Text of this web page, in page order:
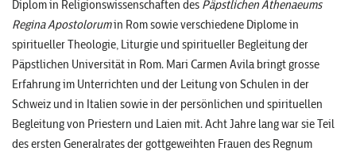
Diplom in Religionswissenschaften des Päpstlichen Athenaeums
Regina Apostolorumin Rom sowie verschiedene Diplome in
spiritueller Theologie, Liturgie und spiritueller Begleitung der
Päpstlichen Universität in Rom. Mari Carmen Avila bringt grosse
Erfahrung im Unterrichten und der Leitung von Schulen in der
Schweiz und in Italien sowie in der persönlichen und spirituellen
Begleitung von Priestern und Laien mit. Acht Jahre lang war sie Teil
des ersten Generalrates der gottgeweihten Frauen des Regnum